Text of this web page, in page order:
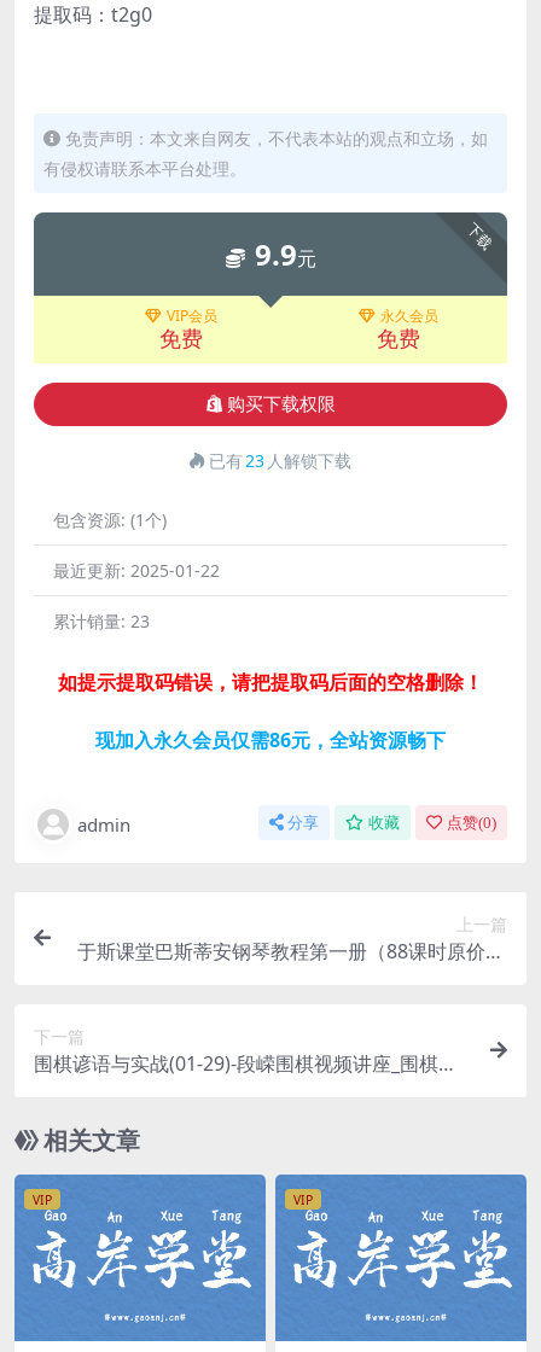
提取码：t2g0
免责声明：本文来自网友，不代表本站的观点和立场，如
有侵权请联系本平台处理。
下载
9.9元
VIP会员
免费
永久会员
免费
购买下载权限
已有23 人解锁下载
包含资源: (1个)
最近更新: 2025-01-22
累计销量: 23
如提示提取码错误，请把提取码后面的空格删除！
现加入永久会员仅需86元，全站资源畅下
admin 分享 收藏 点赞(0)
上一篇
于斯课堂巴斯蒂安钢琴教程第一册（88课时原价19
下一篇
围棋谚语与实战(01-29)-段嵘围棋视频讲座_围棋实
相关文章
VIP VIP